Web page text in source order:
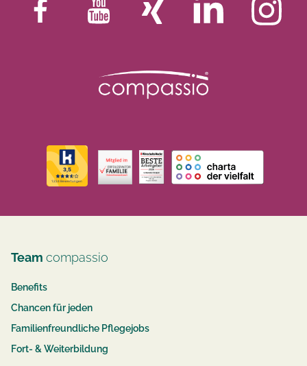
Team compassio
Benefits
Chancen für jeden
Familienfreundliche Pflegejobs
Fort- & Weiterbildung